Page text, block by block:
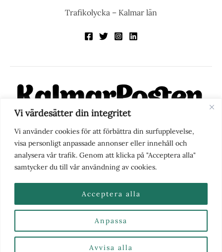
Vi värdesätter din integritet
Vi använder cookies för att förbättra din surfupplevelse,
visa personligt anpassade annonser eller innehåll och
analysera vår trafik. Genom att klicka på "Acceptera alla"
samtycker du till vår användning av cookies.
Anpassa
Avvisa alla
Acceptera alla
Trafikolycka – Kalmar län
KalmarPosten är en modern lokalnyhetstidning på nätet. Med
fokus på Kalmarregionen, men också med blick för det större
perspektivet, vill vi vara din självklara kanal för nyheter,
berättelser och engagemang. KalmarPosten grundades 1988 och
fick nya ägare 2025.
Nyhetstips eller frågor?Kontakta oss
2026 | Kalmarposten.se |Se alla Kategorier & Ämnen
här